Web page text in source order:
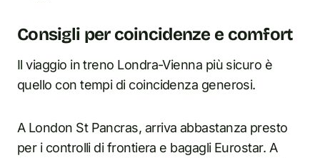
Consigli per coincidenze e comfort
Il viaggio in treno Londra-Vienna più sicuro è
quello con tempi di coincidenza generosi.
A London St Pancras, arriva abbastanza presto
per i controlli di frontiera e bagagli Eurostar. A